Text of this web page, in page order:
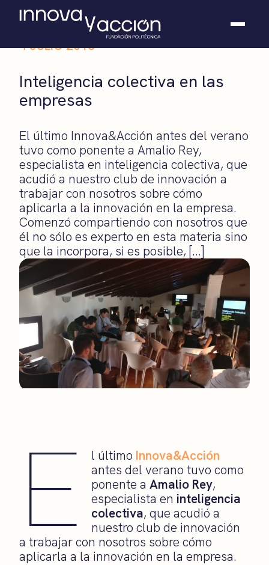
Somos fundación
Casos de éxito
Modo On
4 JULIO 2018
Inteligencia colectiva en las
empresas
El último Innova&Acción antes del verano
tuvo como ponente a Amalio Rey,
especialista en inteligencia colectiva, que
acudió a nuestro club de innovación a
trabajar con nosotros sobre cómo
aplicarla a la innovación en la empresa.
Comenzó compartiendo con nosotros que
él no sólo es experto en esta materia sino
que la incorpora, si es posible, […]
E l último Innova&Acción
antes del verano tuvo como
ponente aAmalio Rey,
especialista en inteligencia
colectiva, que acudió a
nuestro club de innovación
a trabajar con nosotros sobre cómo
aplicarla a la innovación en la empresa.